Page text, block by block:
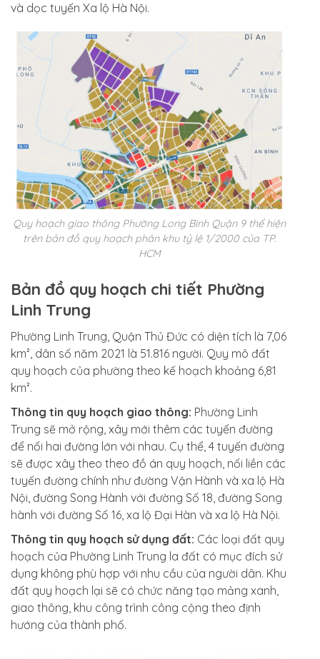
và dọc tuyến Xa lộ Hà Nội.
Quy hoạch giao thông Phường Long Bình Quận 9 thể hiện
trên bản đồ quy hoạch phân khu tỷ lệ 1/2000 của TP.
HCM
Bản đồ quy hoạch chi tiết Phường
Linh Trung
Phường Linh Trung, Quận Thủ Đức có diện tích là 7,06
km², dân số năm 2021 là 51.816 người. Quy mô đất
quy hoạch của phường theo kế hoạch khoảng 6,81
km².
Thông tin quy hoạch giao thông: Phường Linh
Trung sẽ mở rộng, xây mới thêm các tuyến đường
để nối hai đường lớn với nhau. Cụ thể, 4 tuyến đường
sẽ được xây theo theo đồ án quy hoạch, nối liền các
tuyến đường chính như đường Vận Hành và xa lộ Hà
Nội, đường Song Hành với đường Số 18, đường Song
hành với đường Số 16, xa lộ Đại Hàn và xa lộ Hà Nội.
Thông tin quy hoạch sử dụng đất: Các loại đất quy
hoạch của Phường Linh Trung la đất có mục đích sử
dụng không phù hợp với nhu cầu của người dân. Khu
đất quy hoạch lại sẽ có chức năng tạo mảng xanh,
giao thông, khu công trình công cộng theo định
hướng của thành phố.